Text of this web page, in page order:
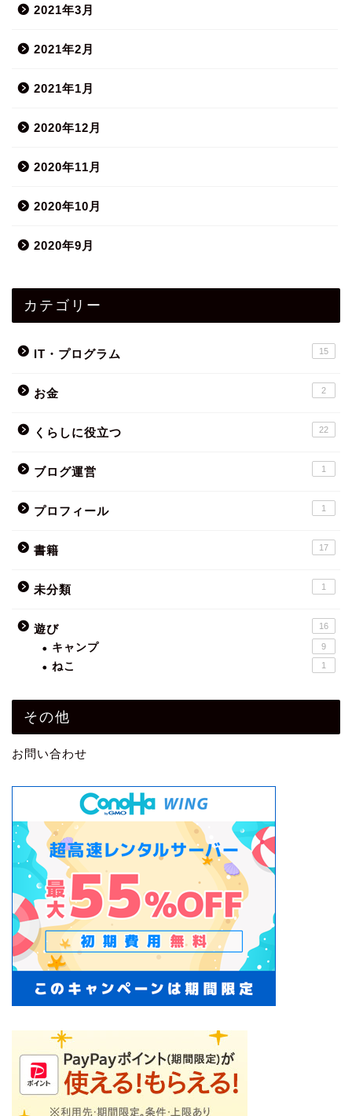
2021年3月
2021年2月
2021年1月
2020年12月
2020年11月
2020年10月
2020年9月
カテゴリー
IT・プログラム 15
お金 2
くらしに役立つ 22
ブログ運営 1
プロフィール 1
書籍 17
未分類 1
遊び 16
キャンプ 9
ねこ 1
その他
お問い合わせ